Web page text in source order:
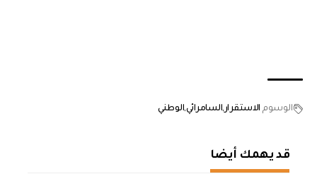
الوسوم الاستقرارالسامرائيالوطني
قد يهمك أيضا